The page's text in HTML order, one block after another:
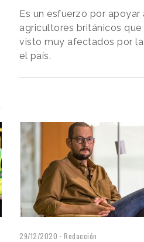
Es un esfuerzo por apoyar
agricultores británicos que
visto muy afectados por la
el país.
29/12/2020 Redacción